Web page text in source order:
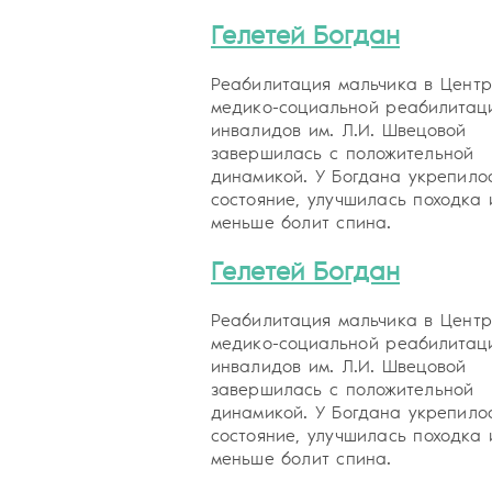
Гелетей Богдан
Реабилитация мальчика в
медико-социальной
инвалидов им. Л.И. Швецовой
завершилась с положительной
динамикой. У Богдана
состояние, улучшилась походка
меньше болит спина.
Гелетей Богдан
Реабилитация мальчика в
медико-социальной
инвалидов им. Л.И. Швецовой
завершилась с положительной
динамикой. У Богдана
состояние, улучшилась походка
меньше болит спина.